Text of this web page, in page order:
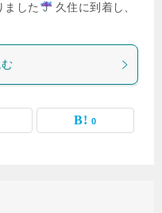
ました
久住に到着し、
0